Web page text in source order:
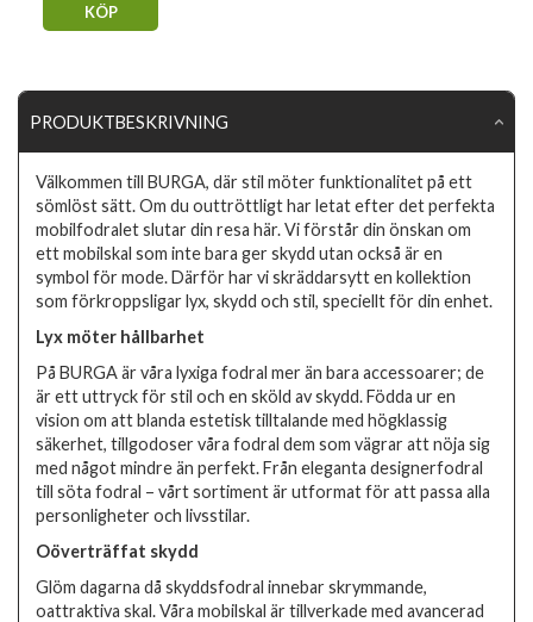
KÖP
PRODUKTBESKRIVNING
Välkommen till BURGA, där stil möter funktionalitet på ett
sömlöst sätt. Om du outtröttligt har letat efter det perfekta
mobilfodralet slutar din resa här. Vi förstår din önskan om
ett mobilskal som inte bara ger skydd utan också är en
symbol för mode. Därför har vi skräddarsytt en kollektion
som förkroppsligar lyx, skydd och stil, speciellt för din enhet.
Lyx möter hållbarhet
På BURGA är våra lyxiga fodral mer än bara accessoarer; de
är ett uttryck för stil och en sköld av skydd. Födda ur en
vision om att blanda estetisk tilltalande med högklassig
säkerhet, tillgodoser våra fodral dem som vägrar att nöja sig
med något mindre än perfekt. Från eleganta designerfodral
till söta fodral – vårt sortiment är utformat för att passa alla
personligheter och livsstilar.
Oöverträffat skydd
Glöm dagarna då skyddsfodral innebar skrymmande,
oattraktiva skal. Våra mobilskal är tillverkade med avancerad